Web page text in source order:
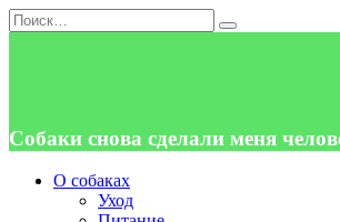
Перейти
к
Search
for:
Собаки снова сделали меня
О собаках
Уход